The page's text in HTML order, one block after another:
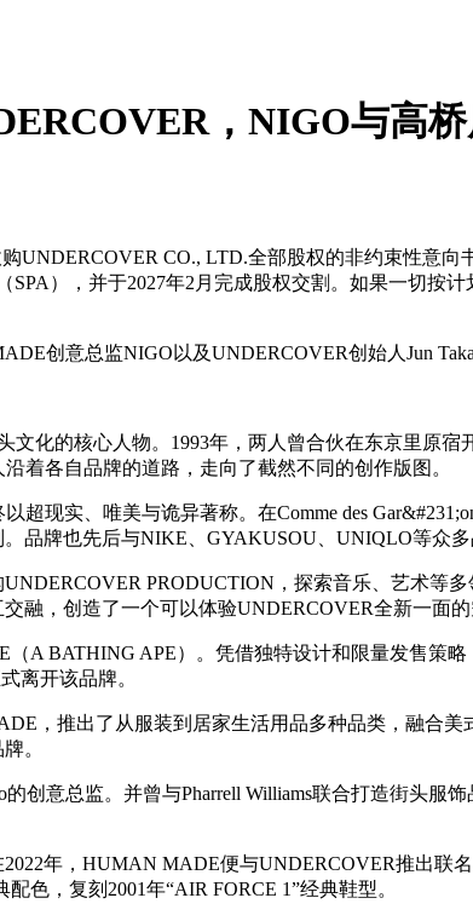
，NIGO与高
UNDERCOVER CO., LTD.全部股权的非约束性意
SPA），并于2027年2月完成股权交割。如果一切按
创意总监NIGO以及UNDERCOVER创始人Jun
文化的核心人物。1993年，两人曾合伙在东京里原
着各自品牌的道路，走向了截然不同的创作版图。
超现实、唯美与诡异著称。在Comme des
品牌也先后与NIKE、GYAKUSOU、UNIQLO等众多
PRODUCTION，探索音乐、艺术等
融，创造了一个可以体验UNDERCOVER全新一面的
A BATHING APE）。凭借独特设计和限量发售策
离开该品牌。
，推出了从服装到居家生活用品多种品类，融合
。
创意总监。并曾与Pharrell Williams联合打造街头服
年，HUMAN MADE便与UNDERCOVER推出
色，复刻2001年“AIR FORCE 1”经典鞋型。